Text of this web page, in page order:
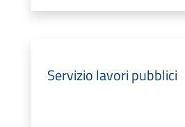
Servizio lavori pubblici